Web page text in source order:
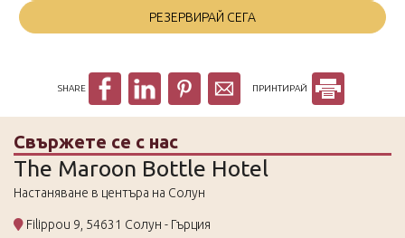
РЕЗЕРВИРАЙ СЕГА
SHARE ПРИНТИРАЙ
Свържете се с нас
The Maroon Bottle Hotel
Настаняване в центъра на Солун
Filippou 9, 54631 Солун - Гърция